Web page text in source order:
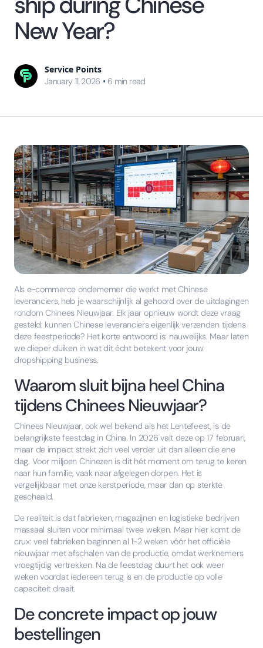
New Year?
Service Points
January 11, 2026 • 6 min read
Als e-commerce ondernemer die werkt met Chinese
leveranciers, heb je waarschijnlijk al gehoord over de uitdagingen
rondom Chinees Nieuwjaar. Elk jaar opnieuw wordt deze vraag
gesteld: kunnen Chinese leveranciers eigenlijk verzenden tijdens
deze feestperiode? Het korte antwoord is: nauwelijks. Maar laten
we dieper duiken in wat dit écht betekent voor jouw
dropshipping business.
Waarom sluit bijna heel China
tijdens Chinees Nieuwjaar?
Chinees Nieuwjaar, ook wel bekend als het Lentefeest, is de
belangrijkste feestdag in China. In 2026 valt deze op 17 februari,
maar de impact strekt zich veel verder uit dan alleen die ene
dag. Voor miljoen Chinezen is dit hét moment om terug te keren
naar hun familie, vaak naar afgelegen dorpen. Het is
vergelijkbaar met onze kerstperiode, maar dan op sterkte
geschaald.
De realiteit is dat fabrieken, magazijnen en logistieke bedrijven
massaal sluiten voor minimaal twee weken. Maar hier komt de
crux: veel fabrieken beginnen al 1-2 weken vóór het officiële
nieuwjaar met afschalen van de productie, omdat werknemers
vroegtijdig vertrekken. Na de feestdag duurt het ook weer
weken voordat iedereen terug is en de productie op volle
capaciteit draait.
De concrete impact op jouw
bestellingen